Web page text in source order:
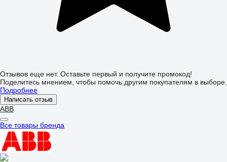
Отзывов еще нет. Оставьте первый и получите промокод!
Поделитесь мнением, чтобы помочь другим покупателям в выборе.
Подробнее
Написать отзыв
ABB
Все товары бренда